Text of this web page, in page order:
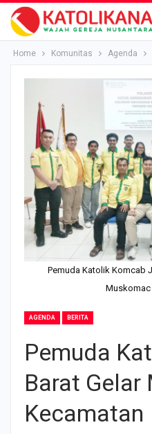
Home Komunitas Agenda
Pemuda Katolik Komcab
Muskomac
AGENDA BERITA
Pemuda
Barat Gelar
Kecamatan